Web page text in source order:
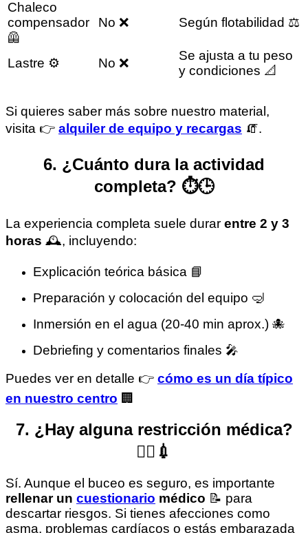
Chaleco
compensador
🦺
No ❌ Según flotabilidad ⚖️
Lastre ⚙️ No ❌
Se ajusta a tu peso
y condiciones 📐
Si quieres saber más sobre nuestro material,
visita 👉 alquiler de equipo y recargas 🧯.
6. ¿Cuánto dura la actividad
completa? ⏱️🕒
La experiencia completa suele durar entre 2 y 3
horas 🕰️, incluyendo:
Explicación teórica básica 📘
Preparación y colocación del equipo 🤿
Inmersión en el agua (20-40 min aprox.) 🐙
Debriefing y comentarios finales 🎤
Puedes ver en detalle 👉 cómo es un día típico
en nuestro centro 🏢
7. ¿Hay alguna restricción médica?
👩‍⚕️💉
Sí. Aunque el buceo es seguro, es importante
rellenar un cuestionario médico 📝 para
descartar riesgos. Si tienes afecciones como
asma, problemas cardíacos o estás embarazada